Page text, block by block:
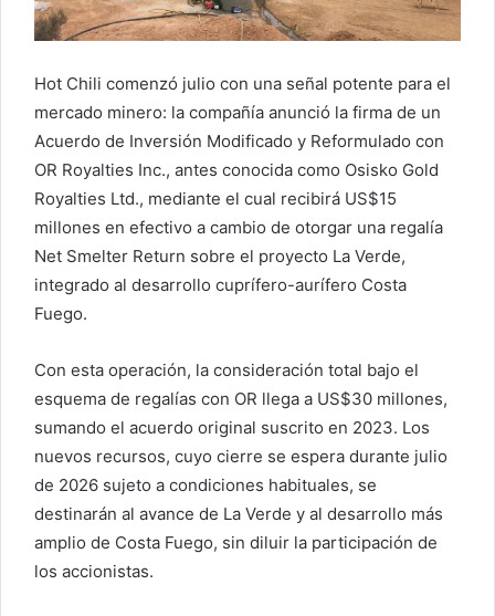
Hot Chili comenzó julio con una señal potente para el
mercado minero: la compañía anunció la firma de un
Acuerdo de Inversión Modificado y Reformulado con
OR Royalties Inc., antes conocida como Osisko Gold
Royalties Ltd., mediante el cual recibirá US$15
millones en efectivo a cambio de otorgar una regalía
Net Smelter Return sobre el proyecto La Verde,
integrado al desarrollo cuprífero-aurífero Costa
Fuego.
Con esta operación, la consideración total bajo el
esquema de regalías con OR llega a US$30 millones,
sumando el acuerdo original suscrito en 2023. Los
nuevos recursos, cuyo cierre se espera durante julio
de 2026 sujeto a condiciones habituales, se
destinarán al avance de La Verde y al desarrollo más
amplio de Costa Fuego, sin diluir la participación de
los accionistas.